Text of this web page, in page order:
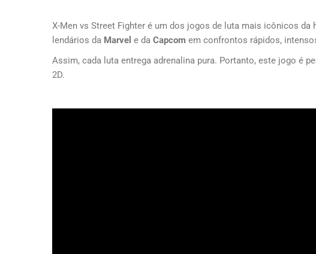
X-Men vs Street Fighter é um dos jogos de luta mais icônicos
lendários da Marvel e da Capcom em confrontos rápidos,
Assim, cada luta entrega adrenalina pura. Portanto, este jogo é
2D.